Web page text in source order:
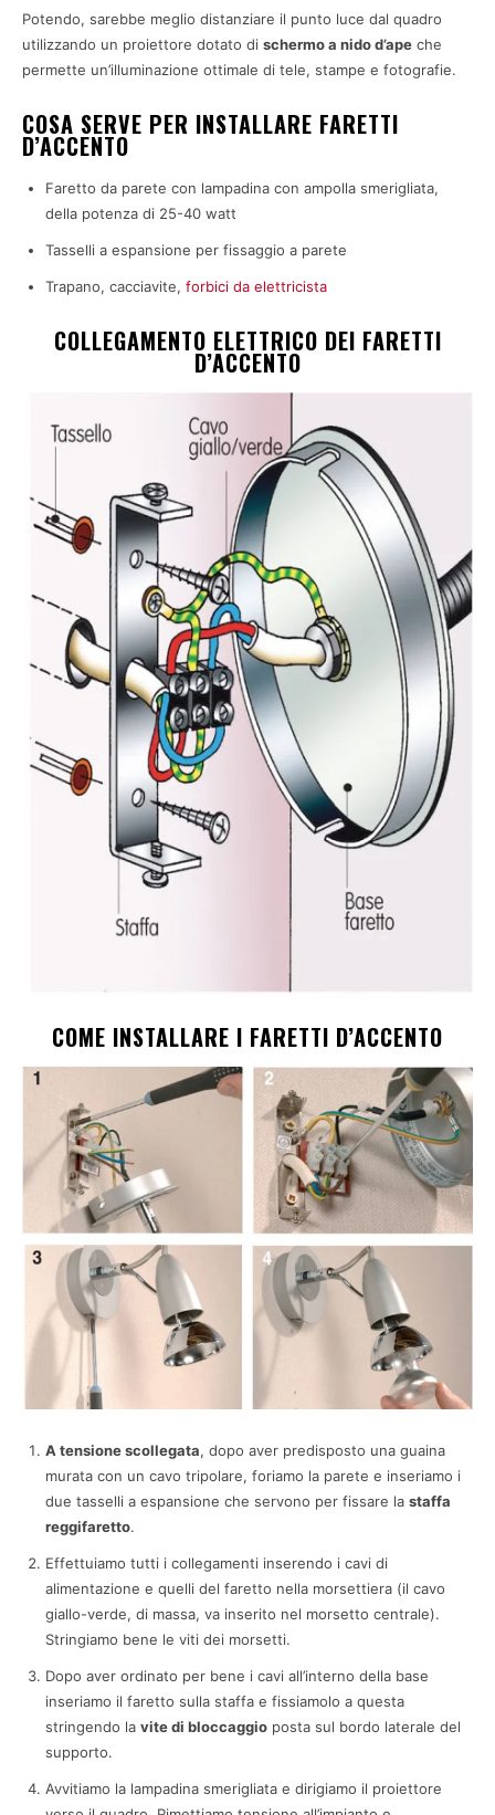
Potendo, sarebbe meglio distanziare il punto luce dal quadro
utilizzando un proiettore dotato di schermo a nido d’ape che
permette un’illuminazione ottimale di tele, stampe e fotografie.
COSA SERVE PER INSTALLARE FARETTI
D’ACCENTO
Faretto da parete con lampadina con ampolla smerigliata,
della potenza di 25-40 watt
Tasselli a espansione per fissaggio a parete
Trapano, cacciavite, forbici da elettricista
COLLEGAMENTO ELETTRICO DEI FARETTI
D’ACCENTO
COME INSTALLARE I FARETTI D’ACCENTO
A tensione scollegata, dopo aver predisposto una guaina
murata con un cavo tripolare, foriamo la parete e inseriamo i
due tasselli a espansione che servono per fissare la staffa
reggifaretto.
Effettuiamo tutti i collegamenti inserendo i cavi di
alimentazione e quelli del faretto nella morsettiera (il cavo
giallo-verde, di massa, va inserito nel morsetto centrale).
Stringiamo bene le viti dei morsetti.
Dopo aver ordinato per bene i cavi all’interno della base
inseriamo il faretto sulla staffa e fissiamolo a questa
stringendo la vite di bloccaggio posta sul bordo laterale del
supporto.
Avvitiamo la lampadina smerigliata e dirigiamo il proiettore